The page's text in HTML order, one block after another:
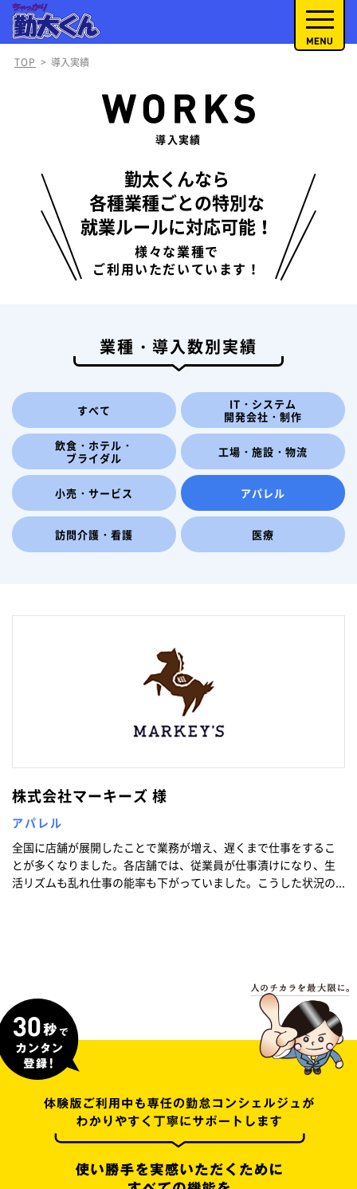
TOP > 導入実績
導入実績
勤太くんなら
各種業種ごとの特別な
就業ルールに対応可能！
様々な業種で
ご利用いただいています！
業種・導入数別実績
すべて
IT・システム
開発会社・制作
飲食・ホテル・
ブライダル
工場・施設・物流
小売・サービス アパレル
訪問介護・看護 医療
株式会社マーキーズ 様
アパレル
全国に店舗が展開したことで業務が増え、遅くまで仕事をするこ
とが多くなりました。各店舗では、従業員が仕事漬けになり、生
活リズムも乱れ仕事の能率も下がっていました。こうした状況の...